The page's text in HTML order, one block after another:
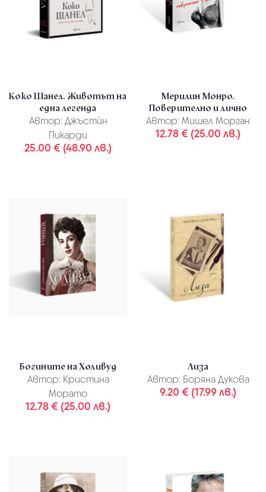
Коко Шанел. Животът на
една легенда
Автор: Джъстѝн
Пикарди
25.00 € (48.90 лв.)
Мерилин Монро.
Поверително и лично
Автор: Мишел Морган
12.78 € (25.00 лв.)
Богините на Холивуд
Автор: Кристина
Морато
12.78 € (25.00 лв.)
Лиза
Автор: Боряна Дукова
9.20 € (17.99 лв.)